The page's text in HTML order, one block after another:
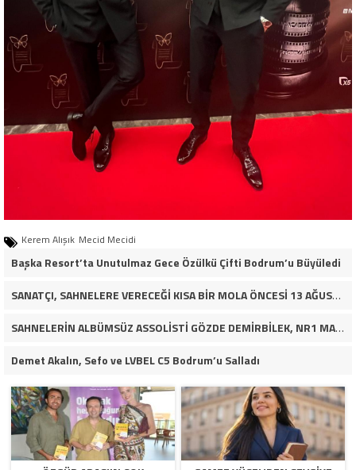
Kerem Alışık Mecid Mecidi
Başka Resort’ta Unutulmaz Gece Özülkü Çifti Bodrum’u Büyüledi
SANATÇI, SAHNELERE VERECEĞİ KISA BİR MOLA ÖNCESİ 13 AĞUSTOS’TA SON KEZ HARBİYE’DE OLACAK!
SAHNELERİN ALBÜMSÜZ ASSOLİSTİ GÖZDE DEMİRBİLEK, NR1 MAGAZİN’DE: “SON ASSOLİST OLARAK VAR OLACAĞIM!”
Demet Akalın, Sefo ve LVBEL C5 Bodrum’u Salladı